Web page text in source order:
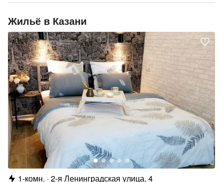
Жильё в Казани
1-комн. 2-я Ленинградская улица, 4